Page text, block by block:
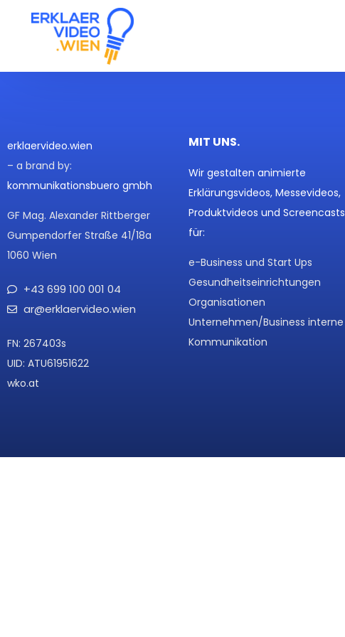
erklaervideo.wien
– a brand by:
kommunikationsbuero gmbh
GF Mag. Alexander Rittberger
Gumpendorfer Straße 41/18a
1060 Wien
+43 699 100 001 04
ar@erklaervideo.wien
FN: 267403s
UID: ATU61951622
wko.at
MIT UNS.
Wir gestalten animierte
Erklärungsvideos, Messevideos,
Produktvideos und Screencasts
für:
e-Business und Start Ups
Gesundheitseinrichtungen
Organisationen
Unternehmen/Business interne
Kommunikation